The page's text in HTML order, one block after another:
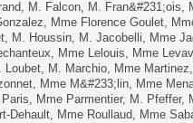
M. Falcon, M.
Mme Florence Goulet,
M. Houssin, M. Jacobelli, Mme
Mme Lelouis, Mme
Loubet, M. Marchio, Mme
Mme M&#233;lin, Mme
Mme Parmentier, M. Pfeffer,
Dehault, Mme Roullaud, Mme